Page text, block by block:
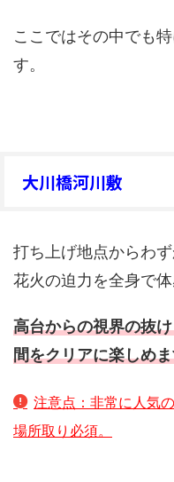
ここではその中でも
す。
大川橋河川敷
打ち上げ地点からわ
花火の迫力を全身で体
高台からの視界の抜
間をクリアに楽しめ
注意点：非常に人気
場所取り必須。